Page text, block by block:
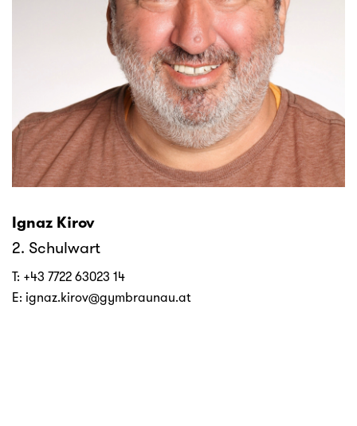
Ignaz Kirov
2. Schulwart
T: +43 7722 63023 14
E: ignaz.kirov@gymbraunau.at